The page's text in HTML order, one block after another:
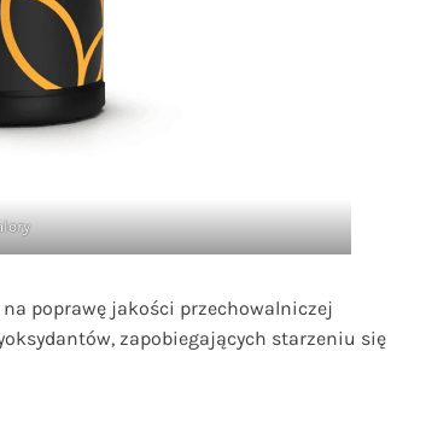
poprawę jakości przechowalniczej
zapobiegających starzeniu się